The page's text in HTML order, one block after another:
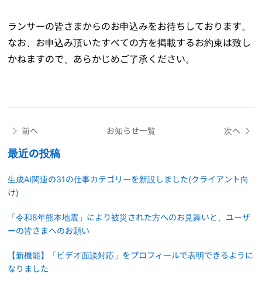
ランサーの皆さまからのお申込みをお待ちしております。
なお、お申込み頂いたすべての方を掲載するお約束は致し
かねますので、あらかじめご了承ください。
前へ お知らせ一覧 次へ
最近の投稿
生成AI関連の31の仕事カテゴリーを新設しました(クライアント向
け)
「令和8年熊本地震」により被災された方へのお見舞いと、ユーザ
ーの皆さまへのお願い
【新機能】「ビデオ面談対応」をプロフィールで表明できるように
なりました